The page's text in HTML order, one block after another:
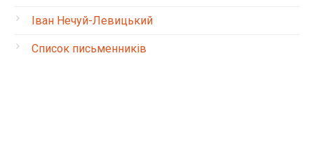
Іван Нечуй-Левицький
Список письменників